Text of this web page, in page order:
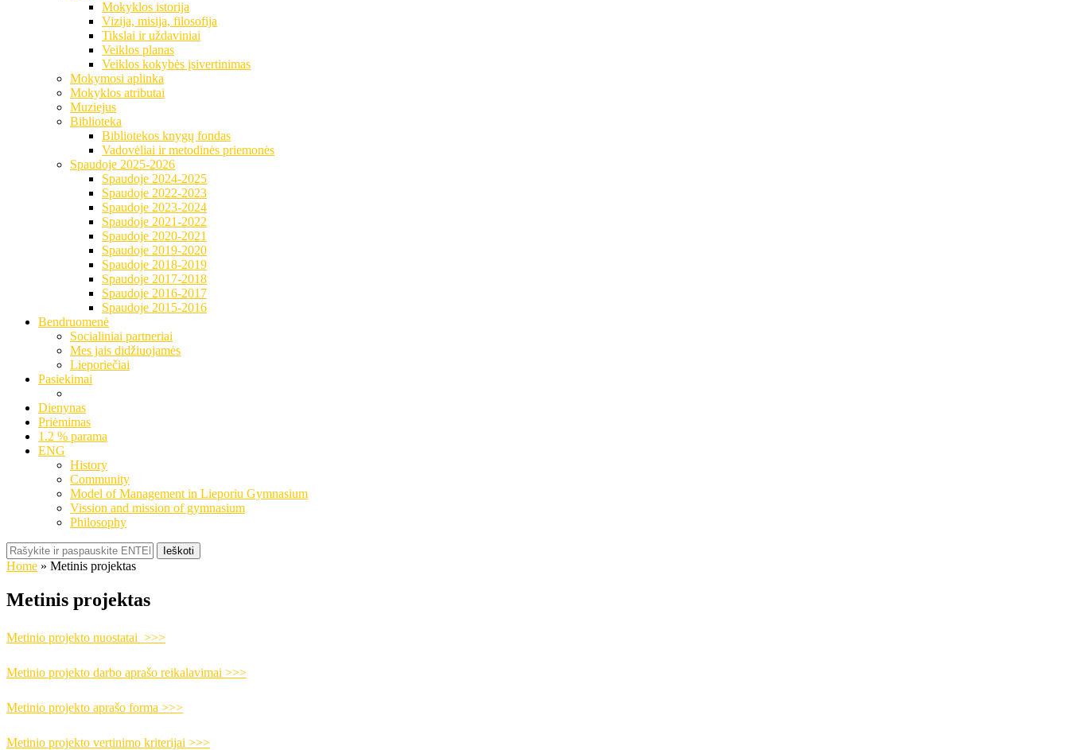
Mokyklos istorija
Vizija, misija, filosofija
Tikslai ir uždaviniai
Veiklos planas
Veiklos kokybės įsivertinimas
Mokymosi aplinka
Mokyklos atributai
Muziejus
Biblioteka
Bibliotekos knygų fondas
Vadovėliai ir metodinės priemonės
Spaudoje 2025-2026
Spaudoje 2024-2025
Spaudoje 2022-2023
Spaudoje 2023-2024
Spaudoje 2021-2022
Spaudoje 2020-2021
Spaudoje 2019-2020
Spaudoje 2018-2019
Spaudoje 2017-2018
Spaudoje 2016-2017
Spaudoje 2015-2016
Bendruomenė
Socialiniai partneriai
Mes jais didžiuojamės
Lieporiečiai
Pasiekimai
Dienynas
Priėmimas
1.2 % parama
ENG
History
Community
Model of Management in Lieporiu Gymnasium
Vission and mission of gymnasium
Philosophy
Ieškoti
Home » Metinis projektas
Metinis projektas
Metinio projekto nuostatai >>>
Metinio projekto darbo aprašo reikalavimai >>>
Metinio projekto aprašo forma >>>
Metinio projekto vertinimo kriterijai >>>